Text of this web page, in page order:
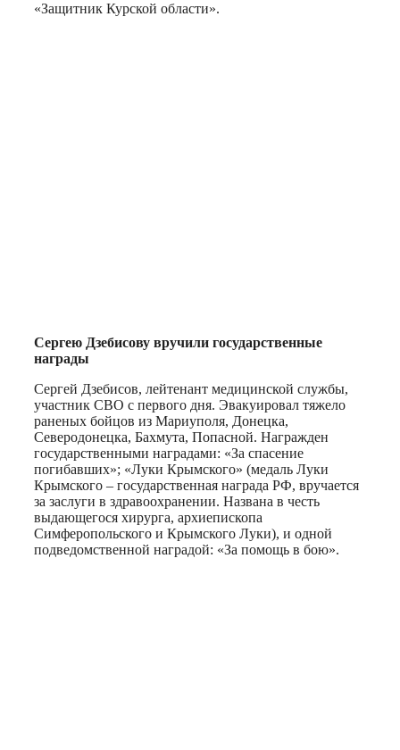
«Защитник Курской области».
Сергею Дзебисову вручили государственные
награды
Сергей Дзебисов, лейтенант медицинской службы,
участник СВО с первого дня. Эвакуировал тяжело
раненых бойцов из Мариуполя, Донецка,
Северодонецка, Бахмута, Попасной. Награжден
государственными наградами: «За спасение
погибавших»; «Луки Крымского» (медаль Луки
Крымского – государственная награда РФ, вручается
за заслуги в здравоохранении. Названа в честь
выдающегося хирурга, архиепископа
Симферопольского и Крымского Луки), и одной
подведомственной наградой: «За помощь в бою».